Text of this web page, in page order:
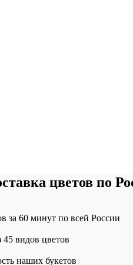
цветов по
за 60 минут по всей России
45 видов цветов
наших букетов